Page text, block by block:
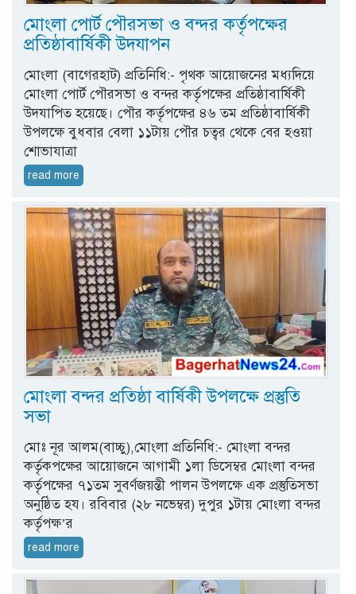
মোংলা পোর্ট পৌরসভা ও বন্দর কর্তৃপক্ষের
প্রতিষ্ঠাবার্ষিকী উদযাপন
মোংলা (বাগেরহাট) প্রতিনিধি:- পৃথক আয়োজনের মধ্যদিয়ে
মোংলা পোর্ট পৌরসভা ও বন্দর কর্তৃপক্ষের প্রতিষ্ঠাবার্ষিকী
উদযাপিত হয়েছে। পৌর কর্তৃপক্ষের ৪৬ তম প্রতিষ্ঠাবার্ষিকী
উপলক্ষে বুধবার বেলা ১১টায় পৌর চত্বর থেকে বের হওয়া
শোভাযাত্রা
read more
মোংলা বন্দর প্রতিষ্ঠা বার্ষিকী উপলক্ষে প্রস্তুতি
সভা
মোঃ নূর আলম(বাচ্চু),মোংলা প্রতিনিধি:- মোংলা বন্দর
কর্তৃকপক্ষের আয়োজনে আগামী ১লা ডিসেম্বর মোংলা বন্দর
কর্তৃপক্ষের ৭১তম সুবর্ণজয়ন্তী পালন উপলক্ষে এক প্রস্তুতিসভা
অনুষ্ঠিত হয। রবিবার (২৮ নভেম্বর) দুপুর ১টায় মোংলা বন্দর
কর্তৃপক্ষ’র
read more